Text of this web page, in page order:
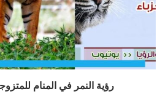
رؤية النمر في المنام